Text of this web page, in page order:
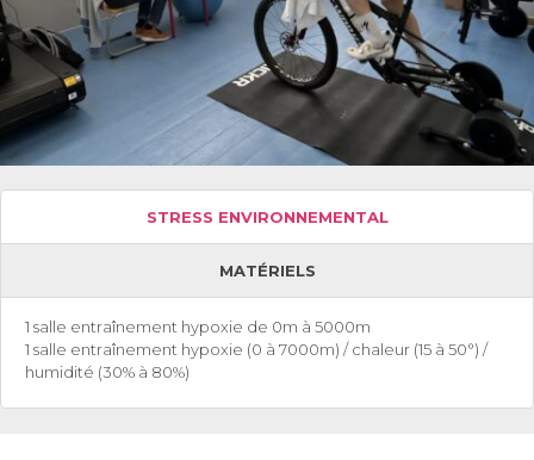
STRESS ENVIRONNEMENTAL
MATÉRIELS
1 salle entraînement hypoxie de 0m à 5000m
1 salle entraînement hypoxie (0 à 7000m) / chaleur (15 à 50°) /
humidité (30% à 80%)